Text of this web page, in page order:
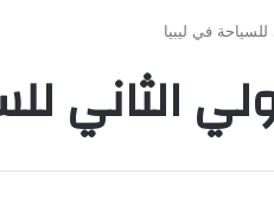
للسياحة في ليبيا
الثاني